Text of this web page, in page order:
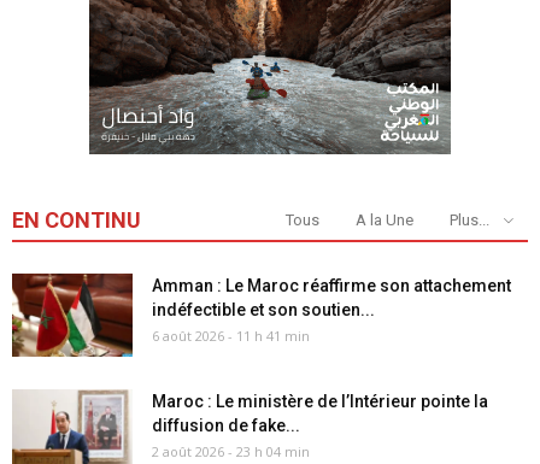
EN CONTINU Tous A la Une Plus...
Amman : Le Maroc réaffirme son attachement
indéfectible et son soutien...
6 août 2026 - 11 h 41 min
Maroc : Le ministère de l’Intérieur pointe la
diffusion de fake...
2 août 2026 - 23 h 04 min